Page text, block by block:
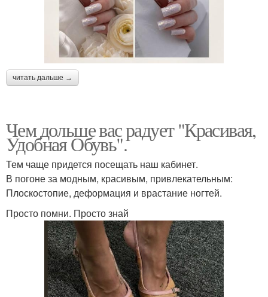
читать дальше →
Чем дольше вас радует "Красивая,
Удобная Обувь".
Тем чаще придется посещать наш кабинет.
В погоне за модным, красивым, привлекательным:
Плоскостопие, деформация и врастание ногтей.
Просто помни. Просто знай